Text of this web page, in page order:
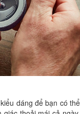
dáng để bạn có thể